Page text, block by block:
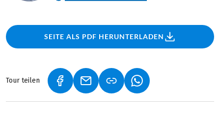
SEITE ALS PDF HERUNTERLADEN
Tour teilen (LINK ÖFFNET IN NEUEM TAB)
(LINK ÖFFNET IN NEUEM TAB)
(LINK ÖFFNET IN